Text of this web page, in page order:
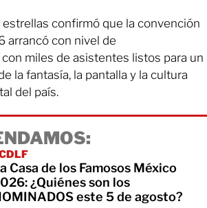
confirmó que la convención
arrancó con nivel de
miles de asistentes listos para un
la fantasía, la pantalla y la cultura
del país.
Casa de los Famosos México
¿Quiénes son los
este 5 de agosto?